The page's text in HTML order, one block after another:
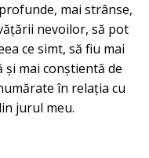
mai strânse,
nevoilor, să pot
ce simt, să fiu mai
mai conștientă de
în relația cu
jurul meu.